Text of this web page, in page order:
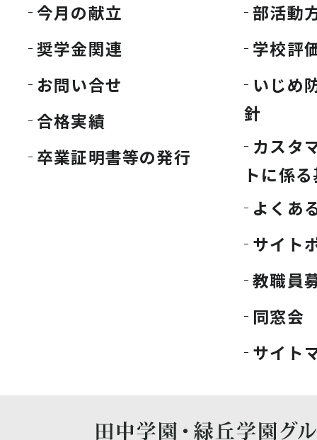
今月の献立
奨学金関連
お問い合せ
合格実績
卒業証明書等の発行
部活動
学校評
いじめ
針
カスタ
トに係
よくあ
サイト
教職員
同窓会
サイト